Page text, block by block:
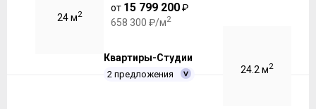
24 м2
от 15 799 200₽
658 300 ₽/м2
Квартиры-Студии
2 предложения 24.2 м2